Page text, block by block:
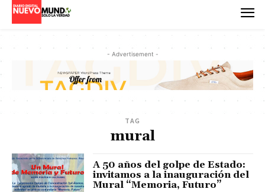
- Advertisement -
TAG
mural
A 50 años del golpe de Estado:
invitamos a la inauguración del
Mural “Memoria, Futuro”